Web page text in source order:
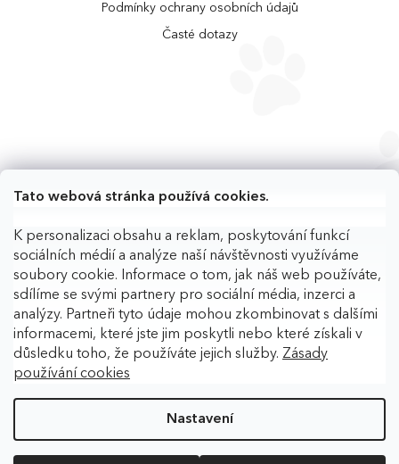
Tato webová stránka používá cookies.
K personalizaci obsahu a reklam, poskytování funkcí
sociálních médií a analýze naší návštěvnosti využíváme
soubory cookie. Informace o tom, jak náš web používáte,
sdílíme se svými partnery pro sociální média, inzerci a
analýzy. Partneři tyto údaje mohou zkombinovat s dalšími
informacemi, které jste jim poskytli nebo které získali v
důsledku toho, že používáte jejich služby. Zásady
používání cookies
Nastavení
Podmínky ochrany osobních údajů
Časté dotazy
Vytvořil Shoptet